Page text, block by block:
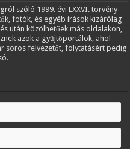
szóló 1999. évi LXXVI. törvény
fotók, és egyéb írások kizárólag
után közölhetőek más oldalakon,
azok a gyűjtőportálok, ahol
soros felvezetőt, folytatásért pedig